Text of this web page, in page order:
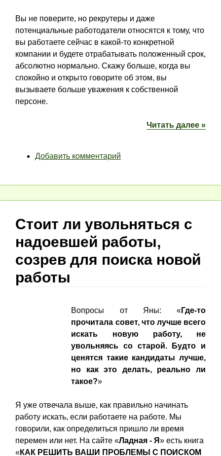
Вы не поверите, но рекрутеры и даже
потенциальные работодатели относятся к тому, что
вы работаете сейчас в какой-то конкретной
компании и будете отрабатывать положенный срок,
абсолютно нормально. Скажу больше, когда вы
спокойно и открыто говорите об этом, вы
вызываете больше уважения к собственной
персоне.
Читать далее »
Добавить комментарий
Стоит ли увольняться с
надоевшей работы,
созрев для поиска новой
работы
Вопросы от Яны: «Где-то
прочитала совет, что лучше всего
искать новую работу, не
увольняясь со старой. Будто и
ценятся такие кандидаты лучше,
но как это делать, реально ли
такое?»
Я уже отвечала выше, как правильно начинать
работу искать, если работаете на работе. Мы
говорили, как определиться пришло ли время
перемен или нет. На сайте «Ладная - Я» есть книга
«КАК РЕШИТЬ ВАШИ ПРОБЛЕМЫ С ПОИСКОМ